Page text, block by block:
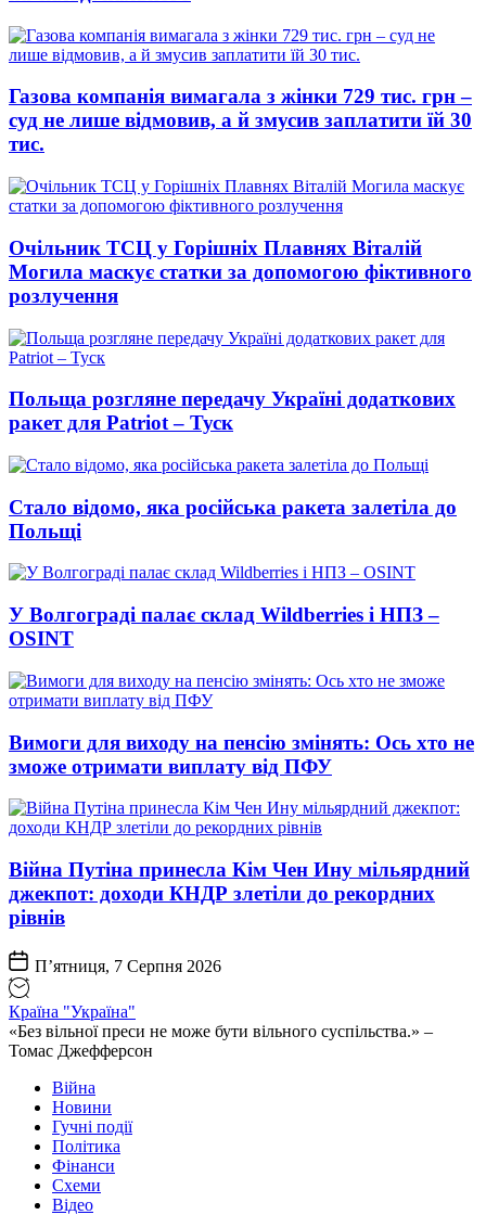
Газова компанія вимагала з жінки 729 тис. грн –
суд не лише відмовив, а й змусив заплатити їй 30
тис.
Очільник ТСЦ у Горішніх Плавнях Віталій
Могила маскує статки за допомогою фіктивного
розлучення
Польща розгляне передачу Україні додаткових
ракет для Patriot – Туск
Стало відомо, яка російська ракета залетіла до
Польщі
У Волгограді палає склад Wildberries і НПЗ –
OSINT
Вимоги для виходу на пенсію змінять: Ось хто не
зможе отримати виплату від ПФУ
Війна Путіна принесла Кім Чен Ину мільярдний
джекпот: доходи КНДР злетіли до рекордних
рівнів
П’ятниця, 7 Серпня 2026
Країна "Україна"
«Без вільної преси не може бути вільного суспільства.» –
Томас Джефферсон
Війна
Новини
Гучні події
Політика
Фінанси
Схеми
Відео